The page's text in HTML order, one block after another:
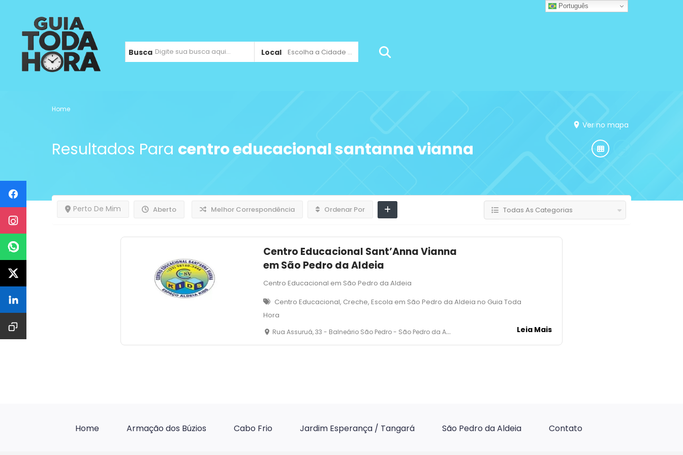
Busca Local Escolha a Cidade ...
Home
Ver no mapa
Resultados Para centro educacional santanna vianna
Aberto
Perto De Mim Melhor Correspondência Ordenar Por Todas As Categorias
Centro Educacional Sant’Anna Vianna
em São Pedro da Aldeia
Centro Educacional em São Pedro da Aldeia
Centro Educacional, Creche, Escola em São Pedro da Aldeia no Guia Toda
Hora
Rua Assuruá, 33 - Balneário São Pedro - São Pedro da Aldeia - RJ Leia Mais
Home Armação dos Búzios Cabo Frio Jardim Esperança / Tangará São Pedro da Aldeia Contato
Português